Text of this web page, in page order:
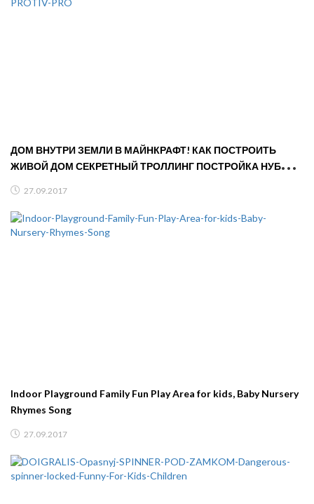
ДОМ ВНУТРИ ЗЕМЛИ В МАЙНКРАФТ! КАК ПОСТРОИТЬ
ЖИВОЙ ДОМ СЕКРЕТНЫЙ ТРОЛЛИНГ ПОСТРОЙКА НУБ
27.09.2017
Indoor Playground Family Fun Play Area for kids, Baby Nursery
Rhymes Song
27.09.2017